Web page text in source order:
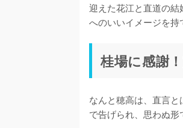
迎えた花江と直道の
へのいいイメージを
桂場に感謝
なんと穂高は、直言
で告げられ、思わぬ形